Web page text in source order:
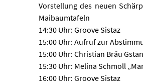
Vorstellung des neuen
Maibaumtafeln
14:30 Uhr: Groove Sistaz
15:00 Uhr: Aufruf zur
15:00 Uhr: Christian Bräu
15:30 Uhr: Melina Schmoll
16:00 Uhr: Groove Sistaz